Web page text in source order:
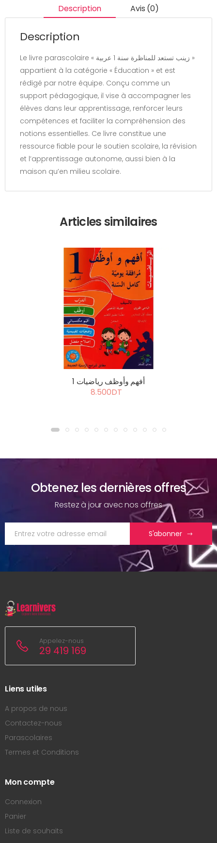
Description Avis (0)
Description
Le livre parascolaire « زينب تستعد للمناظرة سنة 1 عربية »
appartient à la catégorie « Éducation » et est
rédigé par notre équipe. Conçu comme un
support pédagogique, il vise à accompagner les
élèves dans leur apprentissage, renforcer leurs
compétences et faciliter la compréhension des
notions essentielles. Ce livre constitue une
ressource fiable pour le soutien scolaire, la révision
et l’apprentissage autonome, aussi bien à la
maison qu’en milieu scolaire.
Articles similaires
أفهم وأوظف رياضيات 1
8.500DT
Obtenez les dernières offres
Restez à jour avec nos offres
S'abonner
Appelez-nous
29 419 169
Liens utiles
A propos de nous
Contactez-nous
Parascolaires
Termes et Conditions
Mon compte
Connexion
Panier
Liste de souhaits